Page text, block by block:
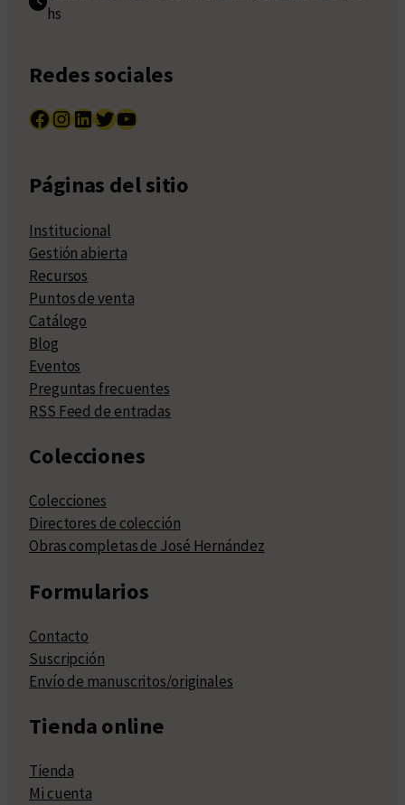
hs
Redes sociales
Facebook InstagramLinkedIn Twitter YouTube
Páginas del sitio
Institucional
Gestión abierta
Recursos
Puntos de venta
Catálogo
Blog
Eventos
Preguntas frecuentes
RSS Feed de entradas
Colecciones
Colecciones
Directores de colección
Obras completas de José Hernández
Formularios
Contacto
Suscripción
Envío de manuscritos/originales
Tienda online
Tienda
Mi cuenta